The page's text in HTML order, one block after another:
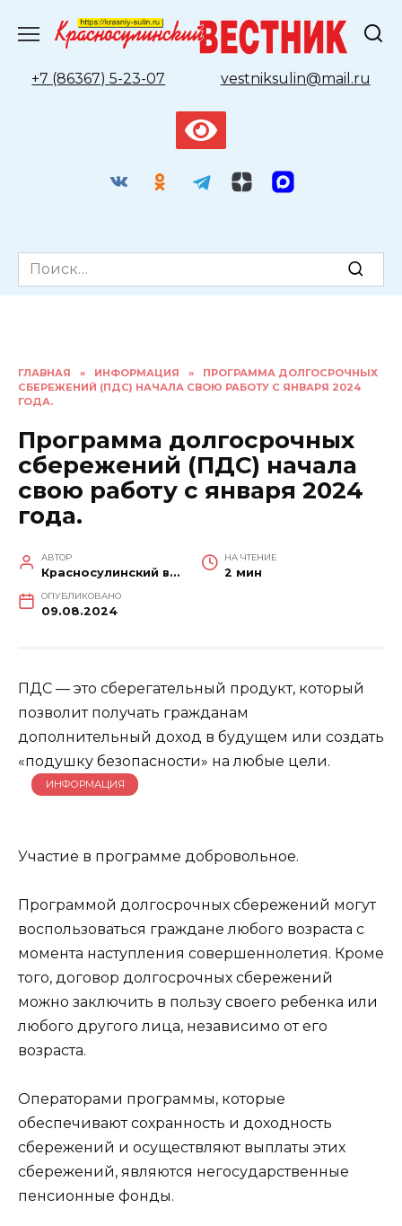
содержанию
+7 (86367) 5-23-07
vestniksulin@mail.ru
Search
for:
ГЛАВНАЯ » ИНФОРМАЦИЯ »
ПРОГРАММА ДОЛГОСРОЧНЫХ
СБЕРЕЖЕНИЙ (ПДС) НАЧАЛА СВОЮ РАБОТУ С ЯНВАРЯ 2024
ГОДА.
Программа долгосрочных
сбережений (ПДС) начала
свою работу с января 2024
года.
АВТОР
Красносулинский вестник
НА ЧТЕНИЕ
2 мин
ОПУБЛИКОВАНО
09.08.2024
ПДС — это сберегательный продукт, который
позволит получать гражданам
дополнительный доход в будущем или создать
«подушку безопасности» на любые цели.
ИНФОРМАЦИЯ
Участие в программе добровольное.
Программой долгосрочных сбережений могут
воспользоваться граждане любого возраста с
момента наступления совершеннолетия. Кроме
того, договор долгосрочных сбережений
можно заключить в пользу своего ребенка или
любого другого лица, независимо от его
возраста.
Операторами программы, которые
обеспечивают сохранность и доходность
сбережений и осуществляют выплаты этих
сбережений, являются негосударственные
пенсионные фонды.